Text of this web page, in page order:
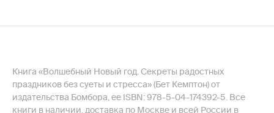
Книга «Волшебный Новый год. Секреты радостных
праздников без суеты и стресса» (Бет Кемптон) от
издательства Бомбора, ее ISBN: 978-5-04-174392-5. Все
книги в наличии, доставка по Москве и всей России в